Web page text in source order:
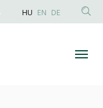
HU EN DE